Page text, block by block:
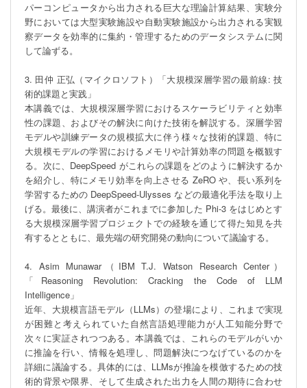
パーコンピュータから出力される巨大な理論計算結果、実験分
野においては大型実験施設や自動実験施設から出力される実観
察データを効率的に集約・管理するためのデータシステムに関
して論ずる。
3. 田仲 正弘（マイクロソフト）「大規模深層学習の最前線: 技
術的課題と実践」
本講義では、大規模深層学習におけるスケーラビリティと効率
性の課題、およびその解決に向けた技術を解説する。深層学習
モデルや訓練データの規模拡大に伴う様々な技術的課題、特に
大規模モデルの学習におけるメモリや計算効率の問題を概観す
る。次に、DeepSpeed がこれらの課題をどのように解決するか
を紹介し、特にメモリ効率を向上させる ZeRO や、長い系列を
学習するための DeepSpeed-Ulysses などの最適化手法を取り上
げる。最後に、講演者がこれまでに参加した Phi-3 をはじめとす
る大規模深層学習プロジェクトでの経験を通じて得た知見を共
有するとともに、最先端の研究開発の動向について議論する。
4. Asim Munawar（IBM T.J. Watson Research Center）
「Reasoning Revolution: Cracking the Code of LLM
Intelligence」
近年、大規模言語モデル（LLMs）の登場により、これまで実現
が困難と考えられていた自然言語処理能力が人工知能分野で
次々に実証されつつある。本講義では、これらのモデルがいか
に推論を行い、情報を処理し、問題解決につなげているのかを
詳細に議論する。具体的には、LLMsが推論を模倣するための技
術的背景や限界、そして生成された出力を人間の期待に合わせ